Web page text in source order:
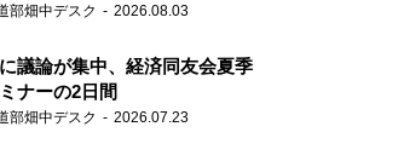
部畑中デスク 2026.08.03
議論が集中、経済同友会夏季
ナーの2日間
部畑中デスク 2026.07.23